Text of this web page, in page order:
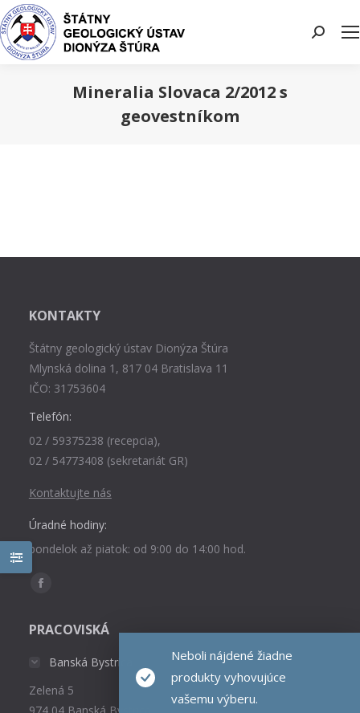
Search:
Mineralia Slovaca 2/2012 s
geovestníkom
Neboli nájdené žiadne
produkty vyhovujúce
vašemu výberu.
KONTAKTY
Štátny geologický ústav Dionýza Štúra
Mlynská dolina 1, 817 04 Bratislava 11
IČO: 31753604
Telefón:
02 / 59375238 (recepcia),
02 / 54773408 (sekretariát GR)
Kontaktujte nás
Úradné hodiny:
pondelok až piatok: od 9:00 do 14:00 hod.
Find us on:
Facebook
opens
window
PRACOVISKÁ
Banská Bystrica
Zelená 5